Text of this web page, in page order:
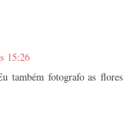
15:26
também fotografo as flores